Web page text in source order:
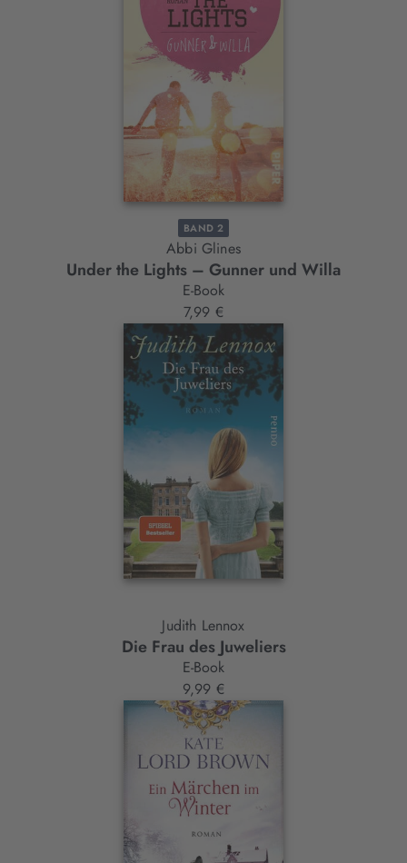
BAND 2
Abbi Glines
Under the Lights – Gunner und Willa
E-Book
7,99 €
Judith Lennox
Die Frau des Juweliers
E-Book
9,99 €